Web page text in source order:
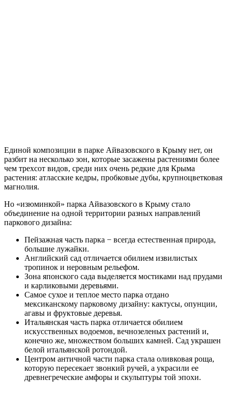
Единой композиции в парке Айвазовского в Крыму нет, он
разбит на несколько зон, которые засажены растениями более
чем трехсот видов, среди них очень редкие для Крыма
растения: атласские кедры, пробковые дубы, крупноцветковая
магнолия.
Но «изюминкой» парка Айвазовского в Крыму стало
объединение на одной территории разных направлений
паркового дизайна:
Пейзажная часть парка − всегда естественная природа,
большие лужайки.
Английский сад отличается обилием извилистых
тропинок и неровным рельефом.
Зона японского сада выделяется мостиками над прудами
и карликовыми деревьями.
Самое сухое и теплое место парка отдано
мексиканскому парковому дизайну: кактусы, опунции,
агавы и фруктовые деревья.
Итальянская часть парка отличается обилием
искусственных водоемов, вечнозеленых растений и,
конечно же, множеством больших камней. Сад украшен
белой итальянской ротондой.
Центром античной части парка стала оливковая роща,
которую пересекает звонкий ручей, а украсили ее
древнегреческие амфоры и скульптуры той эпохи.